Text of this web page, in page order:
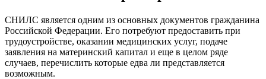
СНИЛС является одним из основных документов гражданина
Российской Федерации. Его потребуют предоставить при
трудоустройстве, оказании медицинских услуг, подаче
заявления на материнский капитал и еще в целом ряде
случаев, перечислить которые едва ли представляется
возможным.